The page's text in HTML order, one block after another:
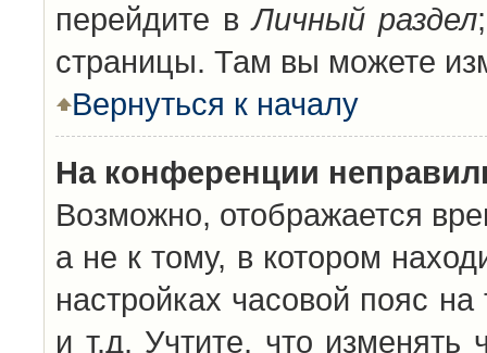
перейдите вЛичный раздел
страницы. Там вы можете
Вернуться к началу
На конференции
Возможно, отображается
а не к тому, в котором
настройках часовой пояс
и т.д. Учтите, что изменять